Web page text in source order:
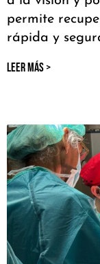
permite
rápida y
LEER MÁS >